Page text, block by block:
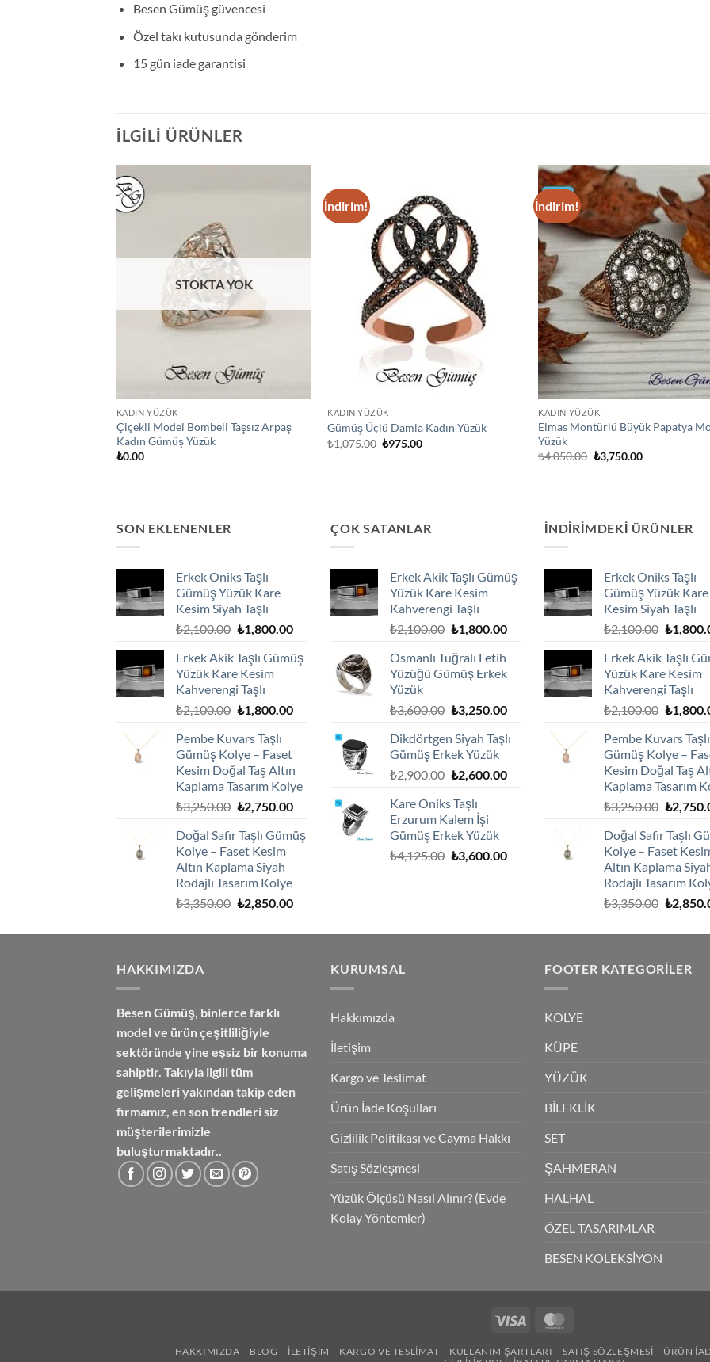
Besen Gümüş güvencesi
Özel takı kutusunda gönderim
15 gün iade garantisi
İLGILI ÜRÜNLER
STOKTA YOK
KADIN YÜZÜK
Çiçekli Model Bombeli Taşsız Arpaş
Kadın Gümüş Yüzük
₺0.00
İndirim!
KADIN YÜZÜK
Gümüş Üçlü Damla Kadın Yüzük
₺1,075.00 Orijinal
₺975.00Şu
İndirim!
KADIN YÜZÜK
Elmas Montürlü Büyük Papatya
Yüzük
₺4,050.00 Orijinal
fiyat:
₺3,750.00Şu
SON EKLENENLER
Erkek Oniks Taşlı
Gümüş Yüzük Kare
Kesim Siyah Taşlı
₺2,100.00 Orijinal
₺2,100.00.
₺1,800.00Şu
fiyat:
₺1,800.00.
Erkek Akik Taşlı Gümüş
Yüzük Kare Kesim
Kahverengi Taşlı
₺2,100.00 Orijinal
₺2,100.00.
₺1,800.00Şu
₺1,800.00.
Pembe Kuvars Taşlı
Gümüş Kolye – Faset
Kesim Doğal Taş Altın
Kaplama Tasarım Kolye
₺3,250.00 Orijinal
₺3,250.00.
₺2,750.00Şu
fiyat:
Doğal Safir Taşlı Gümüş
Kolye – Faset Kesim
Altın Kaplama Siyah
Rodajlı Tasarım Kolye
₺3,350.00 Orijinal
₺3,350.00.
₺2,850.00Şu
fiyat:
ÇOK SATANLAR
Erkek Akik Taşlı Gümüş
Yüzük Kare Kesim
Kahverengi Taşlı
₺2,100.00 Orijinal
₺2,100.00.
₺1,800.00Şu
₺1,800.00.
Osmanlı Tuğralı Fetih
Yüzüğü Gümüş Erkek
Yüzük
₺3,600.00 Orijinal
₺3,600.00.
₺3,250.00Şu
fiyat:
₺3,250.00.
Dikdörtgen Siyah Taşlı
Gümüş Erkek Yüzük
₺2,900.00 Orijinal
₺2,900.00.
₺2,600.00Şu
Kare Oniks Taşlı
Erzurum Kalem İşi
Gümüş Erkek Yüzük
₺4,125.00 Orijinal
₺3,600.00Şu
İNDIRIMDEKI ÜRÜNLER
Erkek Oniks Taşlı
Gümüş Yüzük Kare
Kesim Siyah Taşlı
₺2,100.00 Orijinal
₺
Erkek Akik Taşlı
Yüzük Kare Kesim
Kahverengi Taşlı
₺2,100.00 Orijinal
₺
Pembe Kuvars Taşlı
Gümüş Kolye –
Kesim Doğal Taş
Kaplama Tasarım
₺3,250.00 Orijinal
₺
Doğal Safir Taşlı
Kolye – Faset
Altın Kaplama
Rodajlı Tasarım
₺3,350.00 Orijinal
₺
HAKKIMIZDA
Besen Gümüş, binlerce farklı
model ve ürün çeşitliliğiyle
sektöründe yine eşsiz bir konuma
sahiptir. Takıyla ilgili tüm
gelişmeleri yakından takip eden
firmamız, en son trendleri siz
müşterilerimizle
buluşturmaktadır..
KURUMSAL
Hakkımızda
İletişim
Kargo ve Teslimat
Ürün İade Koşulları
Gizlilik Politikası ve Cayma Hakkı
Satış Sözleşmesi
Yüzük Ölçüsü Nasıl Alınır? (Evde
Kolay Yöntemler)
FOOTER KATEGORILER
KOLYE
KÜPE
YÜZÜK
BİLEKLİK
SET
ŞAHMERAN
HALHAL
ÖZEL TASARIMLAR
BESEN KOLEKSİYON
Visa
HAKKIMIZDA BLOG İLETIŞIM KARGO VE TESLIMAT KULLANIM ŞARTLARI SATIŞ SÖZLEŞMESI ÜRÜN